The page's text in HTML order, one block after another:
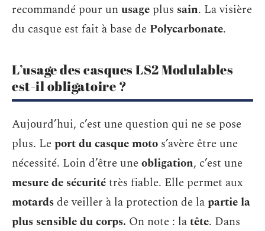
recommandé pour unusage plus sain. La visière
du casque est fait à base de Polycarbonate.
L’usage des casques LS2 Modulables
est-il obligatoire ?
Aujourd’hui, c’est une question qui ne se pose
plus. Leport du casque moto s’avère être une
nécessité. Loin d’être uneobligation, c’est une
mesure de sécuritétrès fiable. Elle permet aux
motardsde veiller à la protection de lapartie la
plus sensible du corps. On note : latête. Dans